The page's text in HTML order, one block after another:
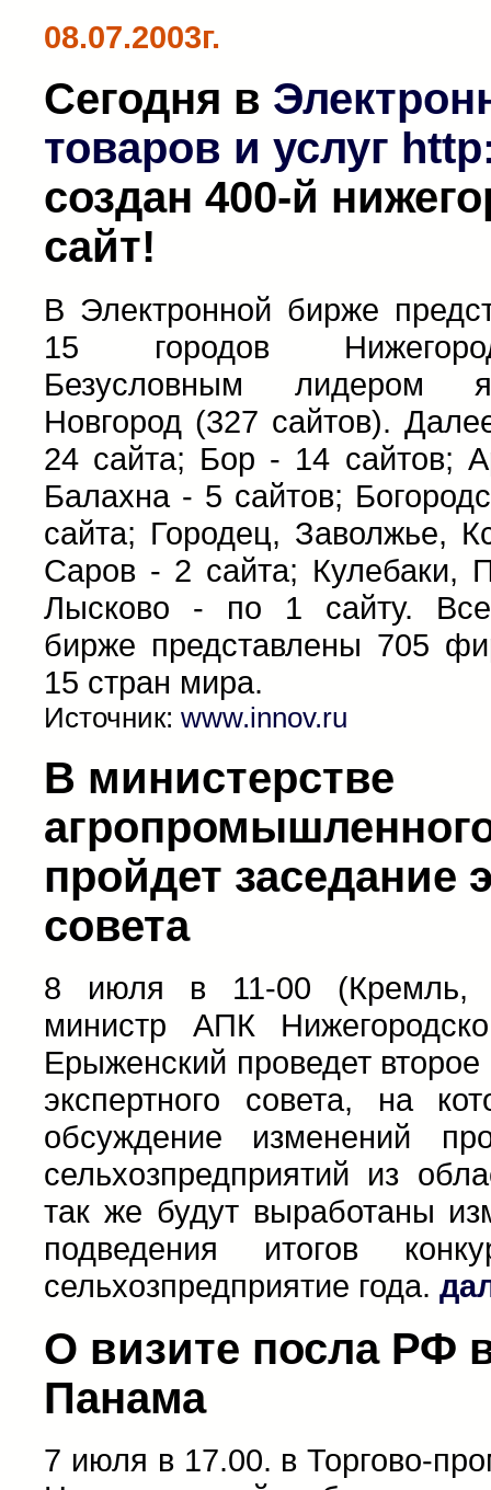
08.07.2003г.
Сегодня в
товаров и услуг
создан 400-й
сайт!
В Электронной бирже
15 городов
Безусловным лидером
Новгород (327 сайтов).
24 сайта; Бор - 14 сайтов;
Балахна - 5 сайтов;
сайта; Городец, Заволжье,
Саров - 2 сайта; Кулебаки,
Лысково - по 1 сайту.
бирже представлены 705
15 стран мира.
Источник: www.innov.ru
В министерстве
пройдет заседание
совета
8 июля в 11-00 (Кремль,
министр АПК
Ерыженский проведет
экспертного совета, на
обсуждение изменений
сельхозпредприятий из
так же будут выработаны
подведения итогов
сельхозпредприятие года.
О визите посла РФ
Панама
7 июля в 17.00. в Торгово-